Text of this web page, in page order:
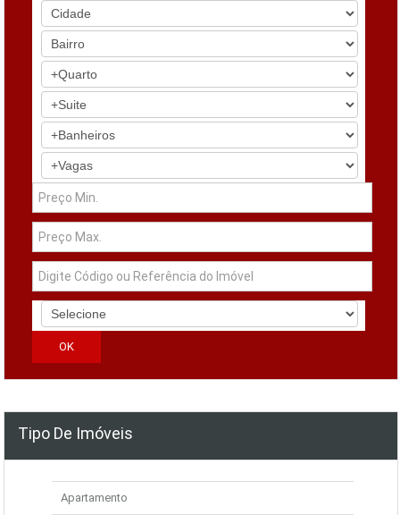
Tipo De Imóveis
Apartamento